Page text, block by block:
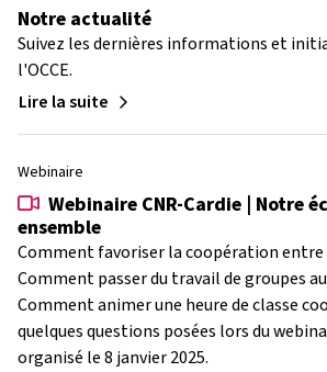
Notre actualité
Suivez les dernières informations et
l'OCCE.
Lire la suite
Webinaire
Webinaire CNR-Cardie | Notre
ensemble
Comment favoriser la coopération entre
Comment passer du travail de groupes
Comment animer une heure de classe
quelques questions posées lors du
organisé le 8 janvier 2025.